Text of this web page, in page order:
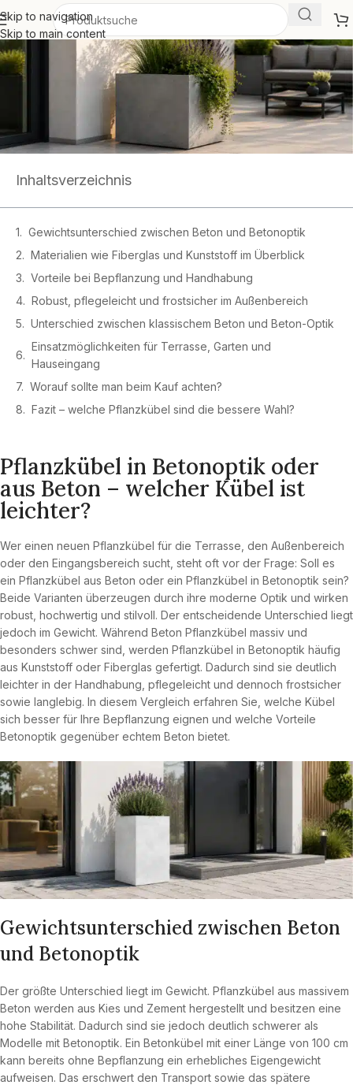
Skip to navigation
Skip to main content
Pflanzkübel in Betonoptik oder
aus Beton – welcher Kübel ist
leichter?
Wer einen neuen Pflanzkübel für die Terrasse, den Außenbereich
oder den Eingangsbereich sucht, steht oft vor der Frage: Soll es
ein Pflanzkübel aus Beton oder ein Pflanzkübel in Betonoptik sein?
Beide Varianten überzeugen durch ihre moderne Optik und wirken
robust, hochwertig und stilvoll. Der entscheidende Unterschied liegt
jedoch im Gewicht. Während Beton Pflanzkübel massiv und
besonders schwer sind, werden Pflanzkübel in Betonoptik häufig
aus Kunststoff oder Fiberglas gefertigt. Dadurch sind sie deutlich
leichter in der Handhabung, pflegeleicht und dennoch frostsicher
sowie langlebig. In diesem Vergleich erfahren Sie, welche Kübel
sich besser für Ihre Bepflanzung eignen und welche Vorteile
Betonoptik gegenüber echtem Beton bietet.
Gewichtsunterschied zwischen Beton
und Betonoptik
Der größte Unterschied liegt im Gewicht. Pflanzkübel aus massivem
Beton werden aus Kies und Zement hergestellt und besitzen eine
hohe Stabilität. Dadurch sind sie jedoch deutlich schwerer als
Modelle mit Betonoptik. Ein Betonkübel mit einer Länge von 100 cm
kann bereits ohne Bepflanzung ein erhebliches Eigengewicht
aufweisen. Das erschwert den Transport sowie das spätere
Inhaltsverzeichnis
Gewichtsunterschied zwischen Beton und Betonoptik
Materialien wie Fiberglas und Kunststoff im Überblick
Vorteile bei Bepflanzung und Handhabung
Robust, pflegeleicht und frostsicher im Außenbereich
Unterschied zwischen klassischem Beton und Beton-Optik
Einsatzmöglichkeiten für Terrasse, Garten und
Hauseingang
Worauf sollte man beim Kauf achten?
Fazit – welche Pflanzkübel sind die bessere Wahl?